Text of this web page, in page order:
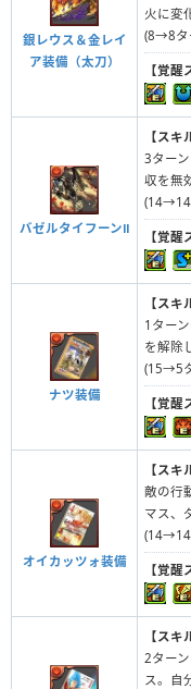
銀レウス＆金レイ
ア装備（太刀）
火に変
(8→8タ
【覚醒
バゼルタイフーンⅡ
【スキ
3ター
収を無
(14→14
【覚醒
ナツ装備
【スキ
1ター
を解除
(15→5
【覚醒
オイカッツォ装備
【スキ
敵の行
マス、
(14→14
【覚醒
【スキ
2ター
ス。自